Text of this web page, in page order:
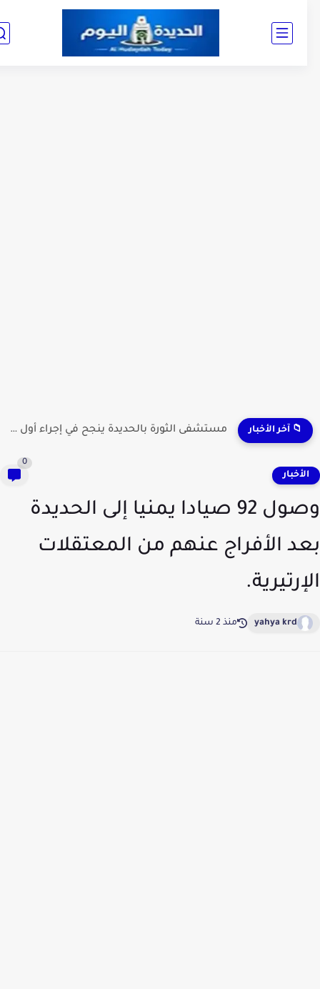
📁 آخر الأخبار مستشفى الثورة بالحديدة ينجح في إجراء أول عملية لاستئصال...
وصول 92 صيادا يمنيا إلى الحديدة
الأفراج عنهم من المعتقلات
yahya krd منذ 2 سنة